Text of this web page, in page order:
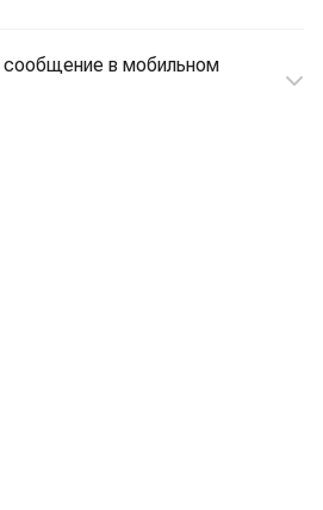
сообщение в мобильном